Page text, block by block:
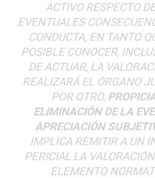
ACTIVO RESPECTO
EVENTUALES
CONDUCTA, EN TANTO
POSIBLE CONOCER,
DE ACTUAR, LA
REALIZARÁ EL ÓRGANO
POR OTRO,
ELIMINACIÓN DE LA
APRECIACIÓN
IMPLICA REMITIR A UN
PERICIAL LA
ELEMENTO